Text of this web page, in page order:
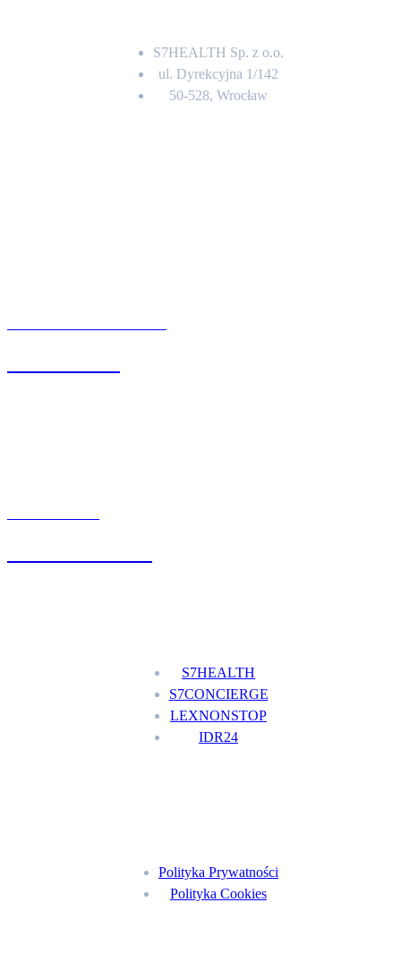
S7HEALTH Sp. z o.o.
ul. Dyrekcyjna 1/142
50-528, Wrocław
S7HEALTH
S7CONCIERGE
LEXNONSTOP
IDR24
Polityka Prywatności
Polityka Cookies